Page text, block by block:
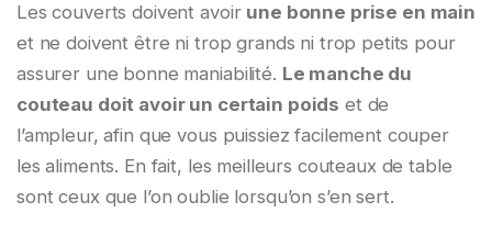
Les couverts doivent avoir une bonne prise en main
et ne doivent être ni trop grands ni trop petits pour
assurer une bonne maniabilité. Le manche du
couteau doit avoir un certain poids et de
l’ampleur, afin que vous puissiez facilement couper
les aliments. En fait, les meilleurs couteaux de table
sont ceux que l’on oublie lorsqu’on s’en sert.